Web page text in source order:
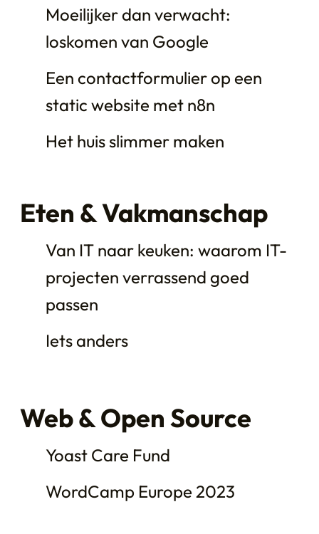
Moeilijker dan verwacht:
loskomen van Google
Een contactformulier op een
static website met n8n
Het huis slimmer maken
Eten & Vakmanschap
Van IT naar keuken: waarom IT-
projecten verrassend goed
passen
Iets anders
Web & Open Source
Yoast Care Fund
WordCamp Europe 2023